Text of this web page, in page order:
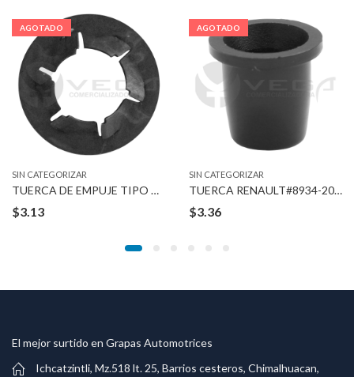
AGOTADO
SIN CATEGORIZAR
TUERCA DE EMPUJE TIPO ROSCADO 12-1.75 MM
$3.13
AGOTADO
SIN CATEGORIZAR
TUERCA RENAULT#8934-201-767 3/16″ STUD
$3.36
El mejor surtido en Grapas Automotrices
Ichcatzintli, Mz.518 lt. 25, Barrios cesteros, Chimalhuacan,